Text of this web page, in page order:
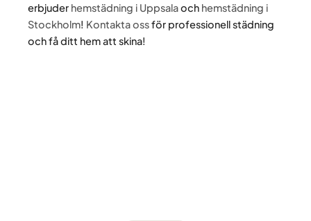
erbjuder hemstädning i Uppsalaoch hemstädning i
Stockholm! Kontakta ossför professionell städning
och få ditt hem att skina!